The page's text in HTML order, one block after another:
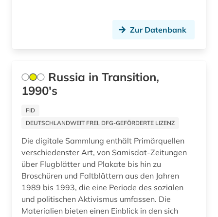
mittelmeer (1)
mitterrand (1)
musik (2)
nachhaltigkeit (1)
nachrichten (3)
Zur Datenbank
Russia in Transition,
1990's
FID
DEUTSCHLANDWEIT FREI, DFG-GEFÖRDERTE LIZENZ
Die digitale Sammlung enthält Primärquellen
verschiedenster Art, von Samisdat-Zeitungen
über Flugblätter und Plakate bis hin zu
Broschüren und Faltblättern aus den Jahren
1989 bis 1993, die eine Periode des sozialen
und politischen Aktivismus umfassen. Die
Materialien bieten einen Einblick in den sich